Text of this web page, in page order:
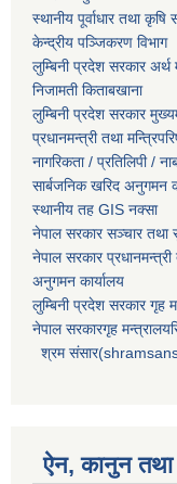
स्थानीय पूर्वाधार तथा
केन्द्रीय पञ्जिकरण विभाग
लुम्बिनी प्रदेश सरकार अर्थ
निजामती किताबखाना
लुम्बिनी प्रदेश सरकार
प्रधानमन्त्री तथा
नागरिकता / प्रतिलिपी /
सार्बजनिक खरिद अनुगमन
स्थानीय तह GIS नक्सा
नेपाल सरकारसञ्चार तथा
नेपाल सरकार प्रधानमन्त्री
अनुगमन कार्यालय
लुम्बिनी प्रदेश सरकार गृह
नेपाल सरकारगृह
श्रम
ऐन, कानुन तथा